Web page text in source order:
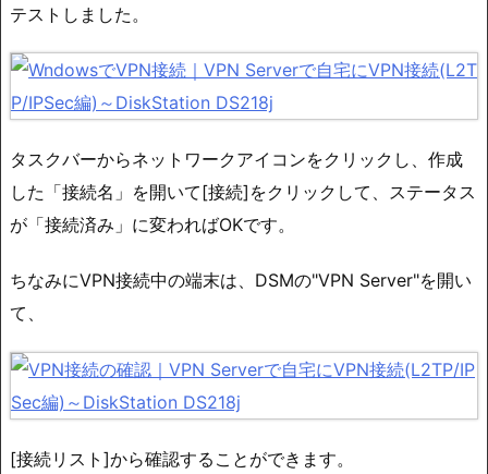
テストしました。
タスクバーからネットワークアイコンをクリックし、作成
した「接続名」を開いて[接続]をクリックして、ステータス
が「接続済み」に変わればOKです。
ちなみにVPN接続中の端末は、DSMの"VPN Server"を開い
て、
[接続リスト]から確認することができます。